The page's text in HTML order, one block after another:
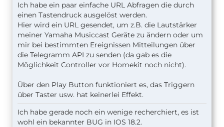
Ich habe ein paar einfache URL Abfragen die durch
einen Tastendruck ausgelöst werden.
Hier wird ein URL gesendet, um z.B. die Lautstärker
meiner Yamaha Musiccast Geräte zu ändern oder um
mir bei bestimmten Ereignissen Mitteilungen über
die Telegramm API zu senden (da gab es die
Möglichkeit Controller vor Homekit noch nicht).
Über den Play Button funktioniert es, das Triggern
über Taster usw. hat keinerlei Effekt.
Ich habe gerade noch ein wenige recherchiert, es ist
wohl ein bekannter BUG in IOS 18.2.